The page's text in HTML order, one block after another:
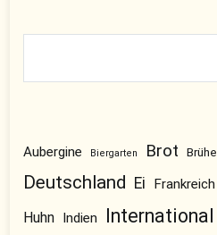
Aubergine Biergarten Brot Brühe
Deutschland Ei Frankreich
Huhn Indien International